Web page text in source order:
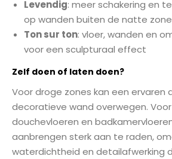
Levendig: meer schakering en
op wanden buiten de natte zone
Ton sur ton: vloer, wanden en
voor een sculpturaal effect
Zelf doen of laten doen?
Voor droge zones kan een ervaren
decoratieve wand overwegen.
douchevloeren en
aanbrengen sterk aan te raden,
waterdichtheid en detailafwerking